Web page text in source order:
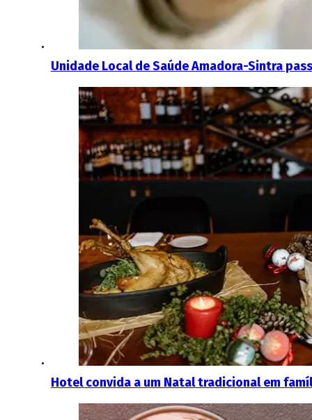
Unidade Local de Saúde Amadora-Sintra
Hotel convida a um Natal tradicional em